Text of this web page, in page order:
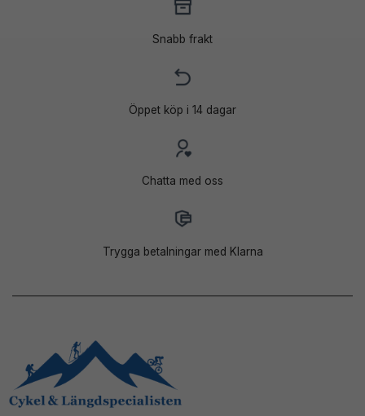
Snabb frakt
Öppet köp i 14 dagar
Chatta med oss
Trygga betalningar med Klarna